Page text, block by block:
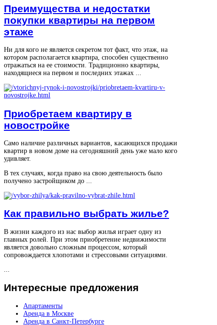
Преимущества и недостатки
покупки квартиры на первом
этаже
Ни для кого не является секретом тот факт, что этаж, на
котором располагается квартира, способен существенно
отражаться на ее стоимости. Традиционно квартиры,
находящиеся на первом и последних этажах ...
Приобретаем квартиру в
новостройке
Само наличие различных вариантов, касающихся продажи
квартир в новом доме на сегодняшний день уже мало кого
удивляет.
В тех случаях, когда право на свою деятельность было
получено застройщиком до ...
Как правильно выбрать жилье?
В жизни каждого из нас выбор жилья играет одну из
главных ролей. При этом приобретение недвижимости
является довольно сложным процессом, который
сопровождается хлопотами и стрессовыми ситуациями.
Интересные предложения
Апартаменты
Аренда в Москве
Аренда в Санкт-Петербурге